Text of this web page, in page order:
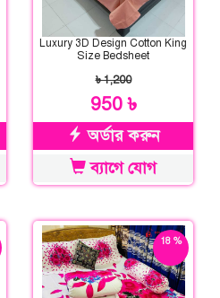
Luxury 3D Design Cotton King
Size Bedsheet
৳ 1,200
950 ৳
অর্ডার করুন
ব্যাগে যোগ
18 %